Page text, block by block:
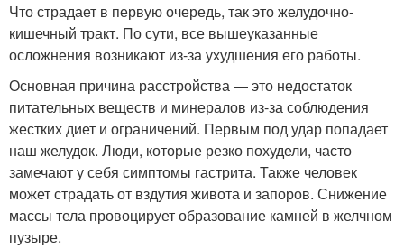
Что страдает в первую очередь, так это желудочно-
кишечный тракт. По сути, все вышеуказанные
осложнения возникают из-за ухудшения его работы.
Основная причина расстройства — это недостаток
питательных веществ и минералов из-за соблюдения
жестких диет и ограничений. Первым под удар попадает
наш желудок. Люди, которые резко похудели, часто
замечают у себя симптомы гастрита. Также человек
может страдать от вздутия живота и запоров. Снижение
массы тела провоцирует образование камней в желчном
пузыре.